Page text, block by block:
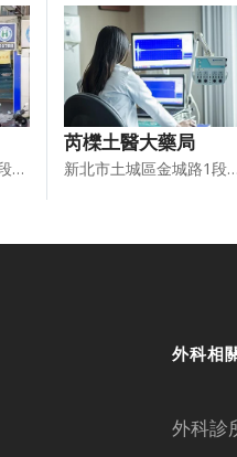
新北市土城區中央路2段117號1樓
芮櫟土醫大藥局
新北市土城區金城路1段257號1樓
外科相
外科診